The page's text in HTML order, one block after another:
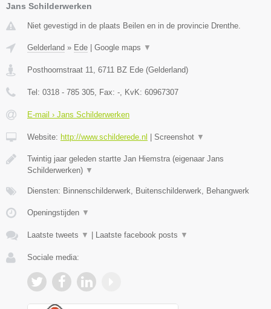
Jans Schilderwerken
Niet gevestigd in de plaats Beilen en in de provincie Drenthe.
Gelderland » Ede Google maps ▼
Posthoornstraat 11 6711 BZ Ede (Gelderland)
Tel: 0318 - 785 305 , Fax: - , KvK: 60967307
E-mail › Jans Schilderwerken
Website: http://www.schilderede.nl Screenshot ▼
Twintig jaar geleden startte Jan Hiemstra (eigenaar Jans
Schilderwerken) ▼
Diensten: Binnenschilderwerk, Buitenschilderwerk, Behangwerk
Openingstijden ▼
Laatste tweets ▼ Laatste facebook posts ▼
Sociale media: